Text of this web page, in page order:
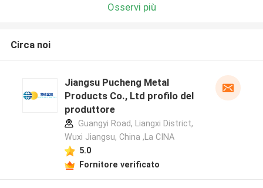
Osservi più
Circa noi
Jiangsu Pucheng Metal
Products Co., Ltd profilo del
produttore
Guangyi Road, Liangxi District,
Wuxi Jiangsu, China ,La CINA
5.0
Fornitore verificato